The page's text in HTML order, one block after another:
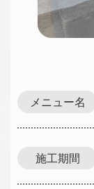
メニュー名
施工期間